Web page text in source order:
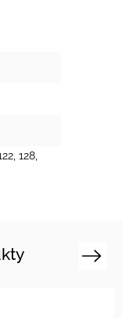
128,
Next